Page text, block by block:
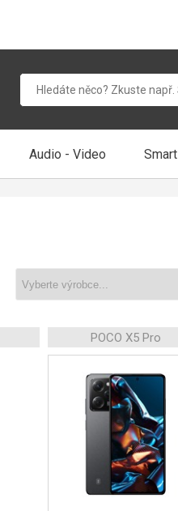
Audio - Video Smart
POCO X5 Pro